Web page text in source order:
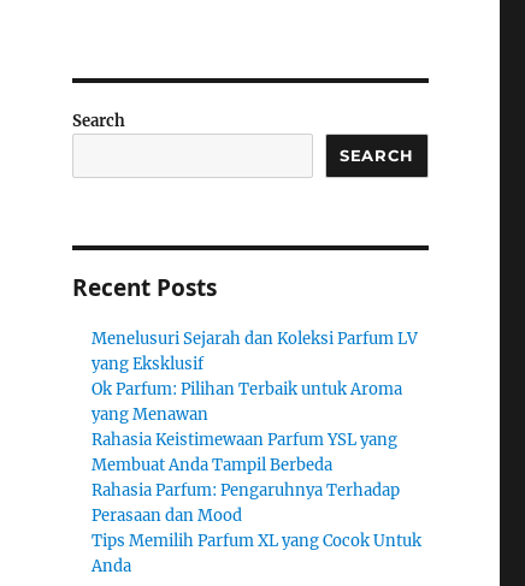
Search
SEARCH
Recent Posts
Menelusuri Sejarah dan Koleksi Parfum LV
yang Eksklusif
Ok Parfum: Pilihan Terbaik untuk Aroma
yang Menawan
Rahasia Keistimewaan Parfum YSL yang
Membuat Anda Tampil Berbeda
Rahasia Parfum: Pengaruhnya Terhadap
Perasaan dan Mood
Tips Memilih Parfum XL yang Cocok Untuk
Anda